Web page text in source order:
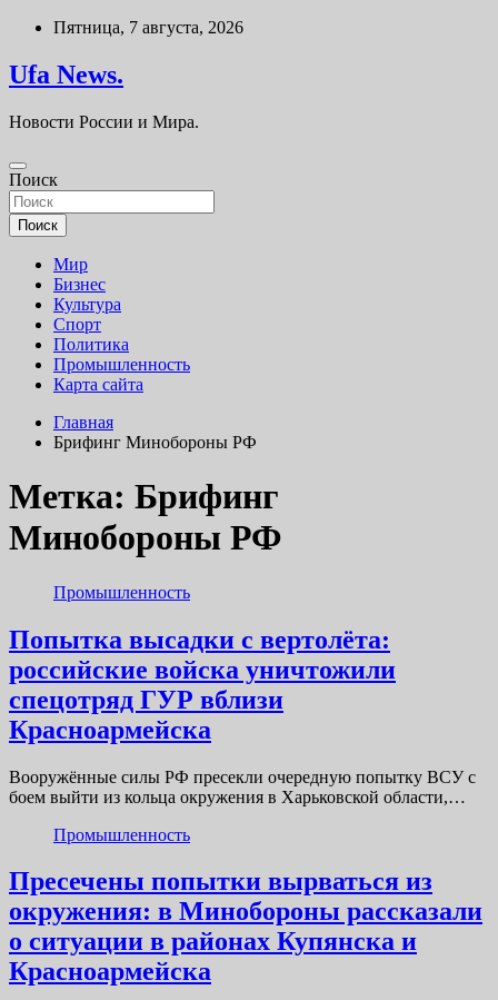
Перейти
содержимому
Пятница, 7 августа, 2026
Ufa News.
Новости России и Мира.
Поиск
Поиск
Мир
Бизнес
Культура
Спорт
Политика
Промышленность
Карта сайта
Главная
Брифинг Минобороны РФ
Метка: Брифинг
Минобороны РФ
Промышленность
Попытка высадки с вертолёта:
российские войска уничтожили
спецотряд ГУР вблизи
Красноармейска
Вооружённые силы РФ пресекли очередную попытку ВСУ с
боем выйти из кольца окружения в Харьковской области,…
Промышленность
Пресечены попытки вырваться из
окружения: в Минобороны рассказали
о ситуации в районах Купянска и
Красноармейска